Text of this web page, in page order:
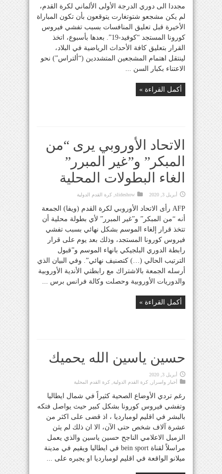
مجددا الى دوري الدرجة الأولى الألماني لكرة القدم،
لم يكن مشجعو شتوتغارت يتوقعون بأن تكون المباراة
الأخيرة قبل تعليق المنافسات بسبب تفشي فيروس
كورونا المستجد “كوفيد-19”. بعدها بأسبوع، اتخذ
القرار بتعليق كافة الأحداث الرياضية في البلاد،
لينتقل اهتمام المشجعين المتشددين (“ألتراس”) نحو
الاعتناء بكبار السن ...
أكمل القراءة »
الاتحاد الأوروبي يرى “من
المبكر” و”غير المبرر”
الغاء البطولات المحلية
أبريل 3, 2020 slideshow كرة القدم الدولية
AFP رأى الاتحاد الأوروبي لكرة القدم (ويفا) الجمعة
أنه “من المبكر” و”غير المبرر” لأي بطولة محلية أن
تتخذ قرار إلغاء الموسم بشكل نهائي بسبب تفشي
فيروس كورونا المستجد، وذلك بعد يوم على قرار
رابطة الدوري البلجيكي بانهاء الموسم و”قبول
الترتيب الحالي (…) كتصنيف نهائي”. وفي البيان الذي
أرسله الجمعة بالاشتراك مع رابطتي الأندية الأوروبية
والدوريات الأوروبية وحصلت وكالة فرانس برس ...
أكمل القراءة »
حسين ياسين الله يحميك
أبريل 3, 2020
أخبار واسرار
كرة القدم الدولية كرة القدم المحلية
رغم تردي الأوضاع الصحية كثيراً في شمال ايطاليا
وتفشي فيروس كورونا بشكل كبير حيث يواصل فتكه
بالبشر في اقليم لومبارديا ، اذ قضى على اكثر من
عشرة آلاف شخص حتى الآن، الا ان ذلك لم يثن
الزميل الاعلامي الناجح حسين ياسين والذي يعمل
مراسلاً لقناة bein sport في ايطاليا ويقيم في مدينة
ميلانو الواقعة في اقليم لومبارديا او يجبره على ...